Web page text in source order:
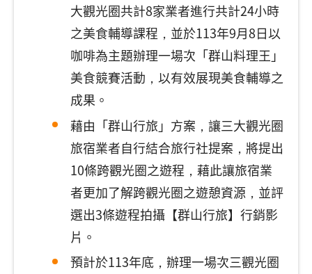
大觀光圈共計8家業者進行共計24小時
之美食輔導課程，並於113年9月8日以
咖啡為主題辦理一場次「群山料理王」
美食競賽活動，以有效展現美食輔導之
成果。
藉由「群山行旅」方案，讓三大觀光圈
旅宿業者自行結合旅行社提案，將提出
10條跨觀光圈之遊程，藉此讓旅宿業
者更加了解跨觀光圈之遊憩資源，並評
選出3條遊程拍攝【群山行旅】行銷影
片。
預計於113年底，辦理一場次三觀光圈